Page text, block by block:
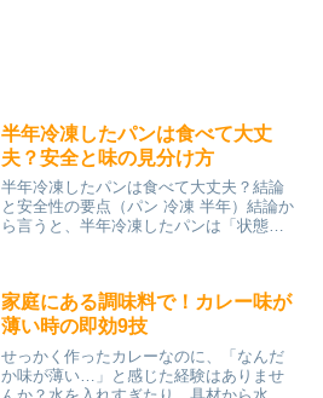
半年冷凍したパンは食べて大丈
夫？安全と味の見分け方
半年冷凍したパンは食べて大丈夫？結論
と安全性の要点（パン 冷凍 半年）結論か
ら言うと、半年冷凍したパンは「状態が
が、乾燥冷凍焼け酸化な...
家庭にある調味料で！カレー味が
薄い時の即効9技
せっかく作ったカレーなのに、「なんだ
か味が薄い…」と感じた経験はありませ